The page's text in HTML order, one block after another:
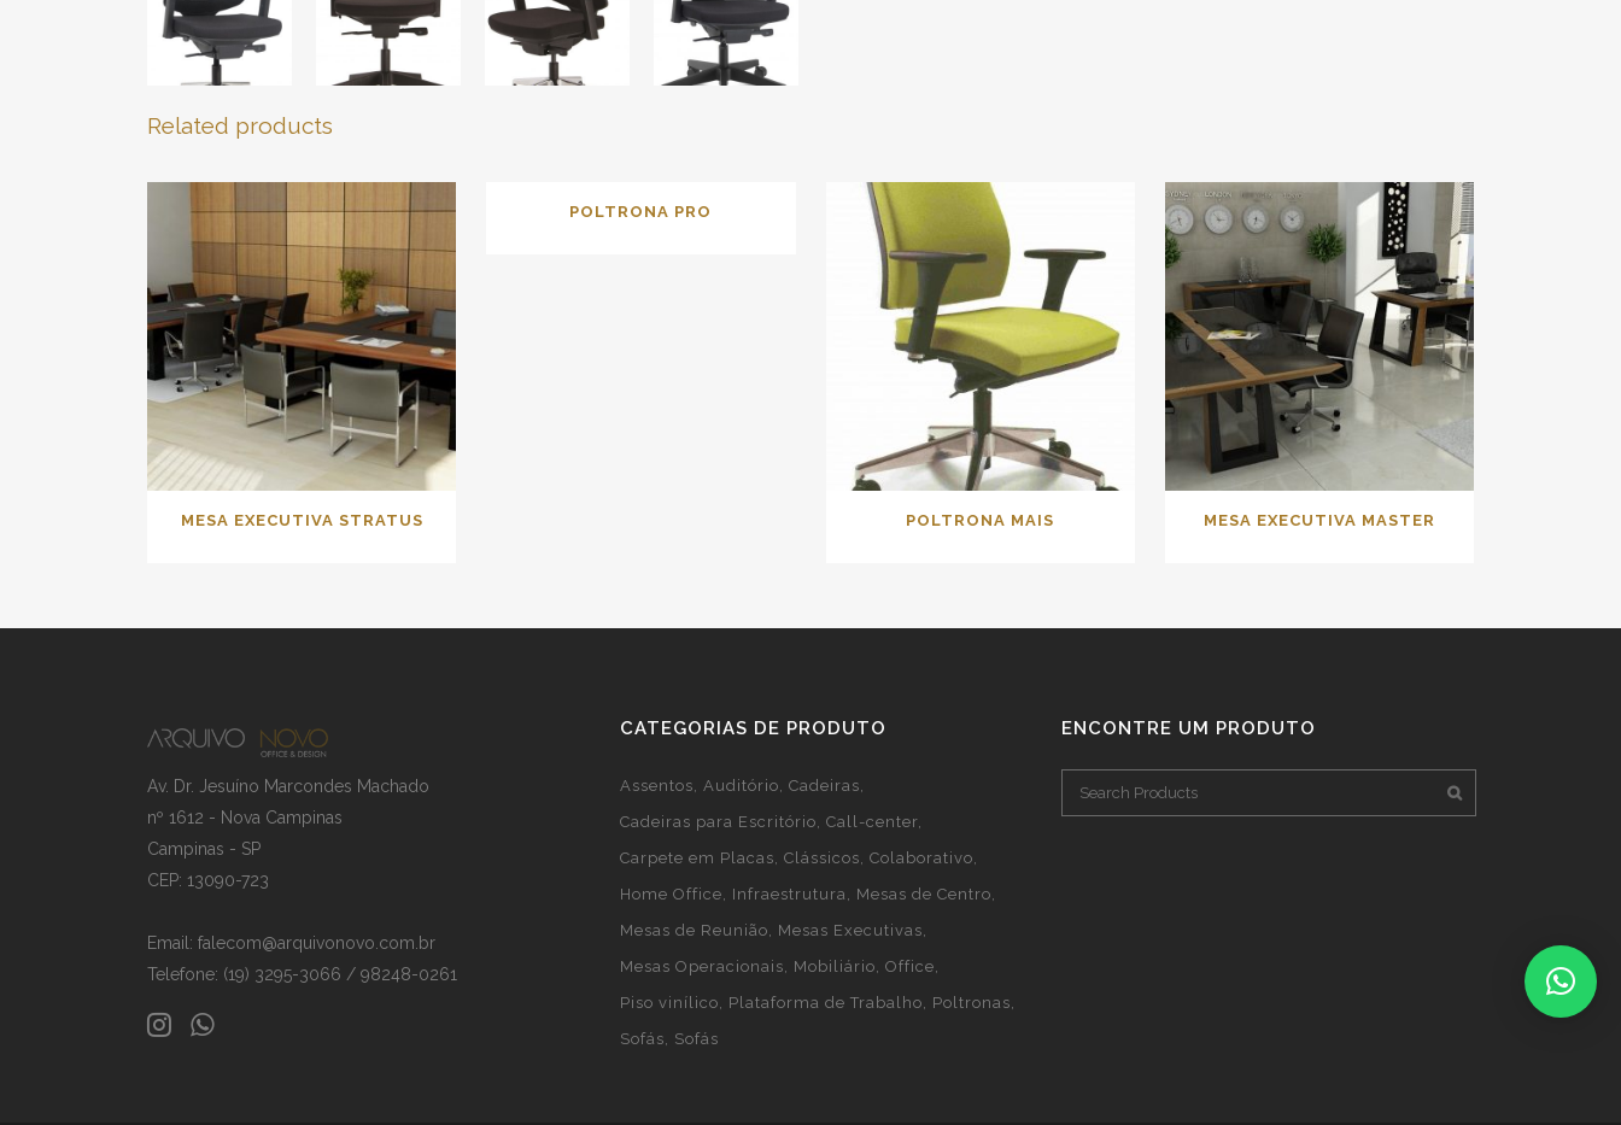
Related products
MESA EXECUTIVA STRATUS
POLTRONA PRO
POLTRONA MAIS MESA EXECUTIVA MASTER
Av. Dr. Jesuíno Marcondes Machado
nº 1612 - Nova Campinas
Campinas - SP
CEP: 13090-723
Email: falecom@arquivonovo.com.br
Telefone: (19) 3295-3066 / 98248-0261
CATEGORIAS DE PRODUTO
Assentos Auditório Cadeiras
Cadeiras para Escritório Call-center
Carpete em Placas Clássicos Colaborativo
Home Office
Infraestrutura
Mesas de Centro
Mesas de Reunião
Mesas Executivas
Mesas Operacionais
Mobiliário Office
Piso vinílico
Plataforma de Trabalho
Poltronas
Sofás
Sofás
ENCONTRE UM PRODUTO